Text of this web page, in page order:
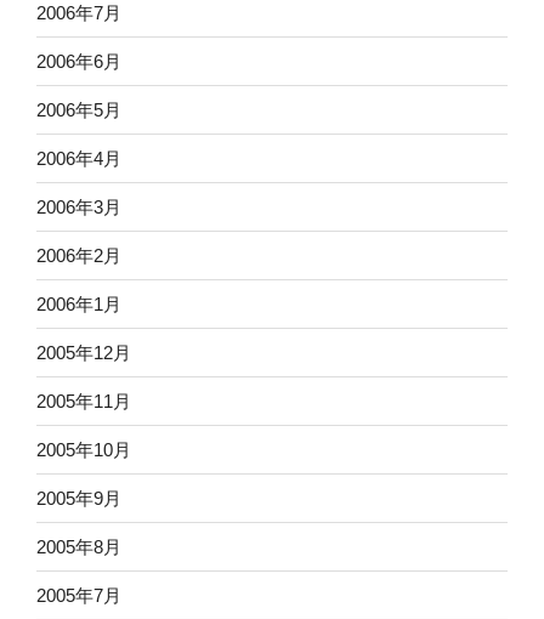
2006年7月
2006年6月
2006年5月
2006年4月
2006年3月
2006年2月
2006年1月
2005年12月
2005年11月
2005年10月
2005年9月
2005年8月
2005年7月